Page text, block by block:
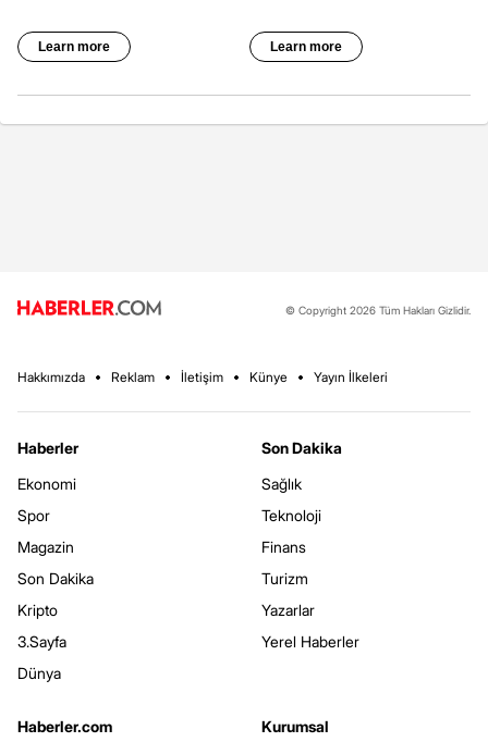
© Copyright 2026 Tüm Hakları Gizlidir.
Hakkımızda Reklam İletişim Künye Yayın İlkeleri
Haberler
Ekonomi
Spor
Magazin
Son Dakika
Kripto
3.Sayfa
Dünya
Son Dakika
Sağlık
Teknoloji
Finans
Turizm
Yazarlar
Yerel Haberler
Haberler.com
Kurumsal